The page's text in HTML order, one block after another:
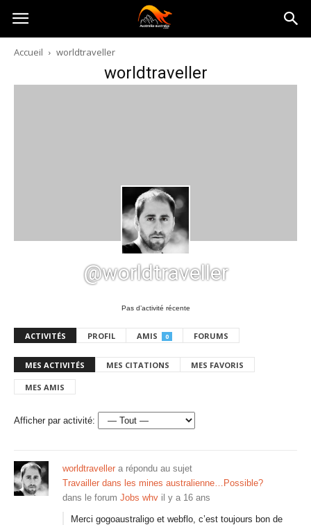
Australia-
australie.com
Accueil worldtraveller
worldtraveller
@worldtraveller
Pas d’activité récente
ACTIVITÉS PROFIL AMIS 0 FORUMS
MES ACTIVITÉS MES CITATIONS MES FAVORIS
MES AMIS
Afficher par activité:
worldtraveller a répondu au sujet
Travailler dans les mines australienne…Possible?
dans le forum Jobs whv il y a 16 ans
Merci gogoaustraligo et webflo, c’est toujours bon de